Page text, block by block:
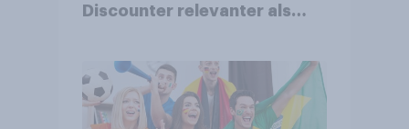
Discounter relevanter als